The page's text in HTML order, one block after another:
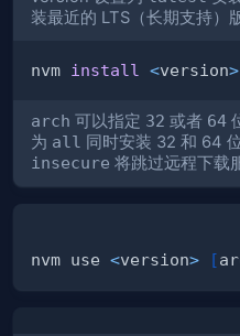
装最近的 LTS（长期支持）
nvm install <version>
arch 可以指定 32 或者 64
为 all 同时安装 32 和 64
insecure 将跳过远程下载
nvm use <version> [